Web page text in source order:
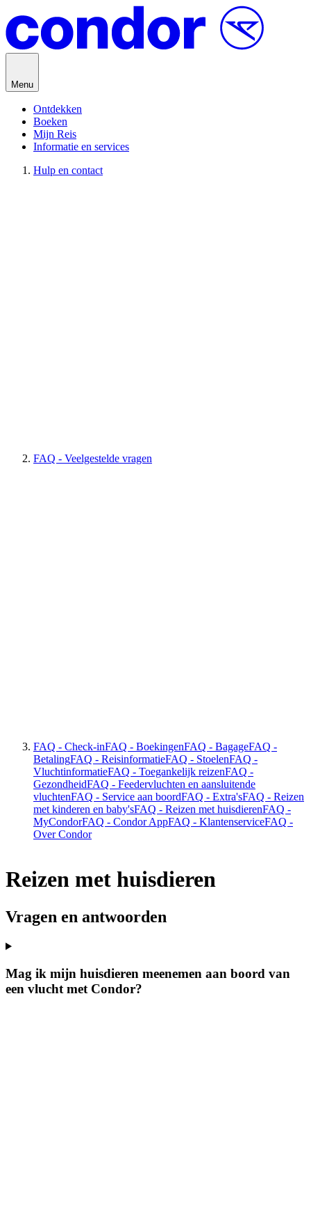
Menu
Ontdekken
Boeken
Mijn Reis
Informatie en services
Hulp en contact
FAQ - Veelgestelde vragen
FAQ - Check-inFAQ - BoekingenFAQ - BagageFAQ -
BetalingFAQ - ReisinformatieFAQ - StoelenFAQ -
VluchtinformatieFAQ - Toegankelijk reizenFAQ -
GezondheidFAQ - Feedervluchten en aansluitende
vluchtenFAQ - Service aan boordFAQ - Extra'sFAQ - Reizen
met kinderen en baby'sFAQ - Reizen met huisdierenFAQ -
MyCondorFAQ - Condor AppFAQ - KlantenserviceFAQ -
Over Condor
Reizen met huisdieren
Vragen en antwoorden
Mag ik mijn huisdieren meenemen aan boord van
een vlucht met Condor?